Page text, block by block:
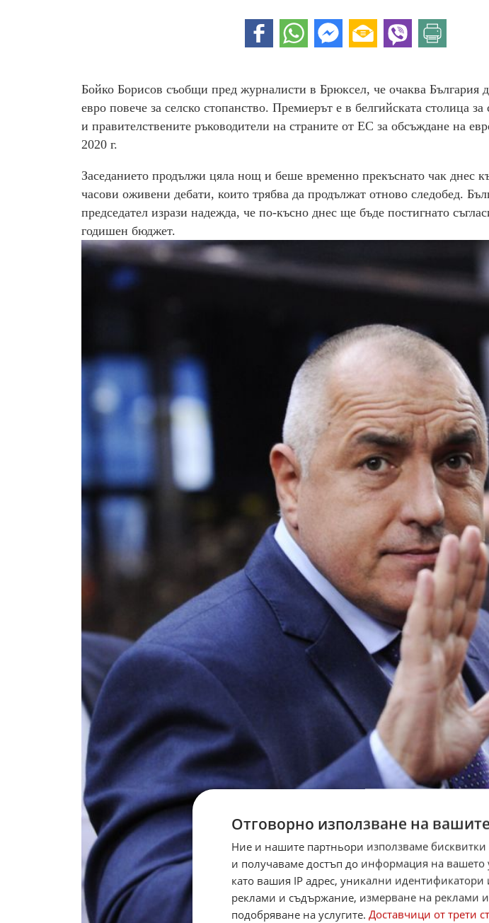
Бойко Борисов съобщи пред журналисти в Брюксел, че очаква България
евро повече за селско стопанство. Премиерът е в белгийската столица
и правителствените ръководители на страните от ЕС за обсъждане на
2020 г.
Заседанието продължи цяла нощ и беше временно прекъснато чак днес
часови оживени дебати, които трябва да продължат отново следобед.
председател изрази надежда, че по-късно днес ще бъде постигнато
годишен бюджет.
Отговорно използване на
Ние и нашите партньори използваме
и получаваме достъп до информация на
като вашия IP адрес, уникални
реклами и съдържание, измерване на реклами
подобряване на услугите. Доставчици от трети